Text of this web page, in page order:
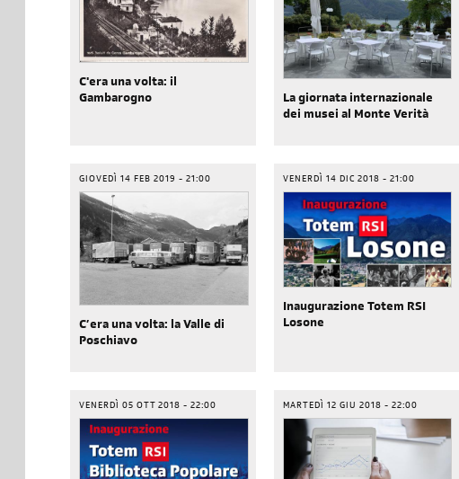
diventa socia/o
iscriviti subito
C'era una volta: il
Gambarogno
La giornata internazionale
dei musei al Monte Verità
GIOVEDÌ 14 FEB 2019 - 21:00
C’era una volta: la Valle di
Poschiavo
VENERDÌ 14 DIC 2018 - 21:00
Inaugurazione Totem RSI
Losone
VENERDÌ 05 OTT 2018 - 22:00 MARTEDÌ 12 GIU 2018 - 22:00